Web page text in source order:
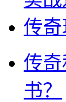
传
传
书？